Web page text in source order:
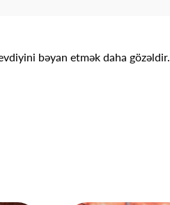
bəyan etmək daha gözəldir.